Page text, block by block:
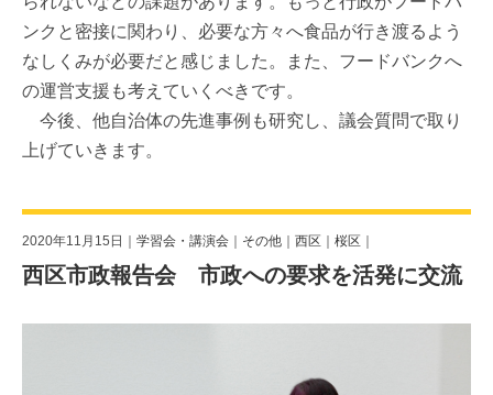
ンクと密接に関わり、必要な方々へ食品が行き渡るよう
なしくみが必要だと感じました。また、フードバンクへ
の運営支援も考えていくべきです。
今後、他自治体の先進事例も研究し、議会質問で取り
上げていきます。
2020年11月15日｜ 学習会・講演会 その他 西区 桜区
西区市政報告会 市政への要求を活発に交流